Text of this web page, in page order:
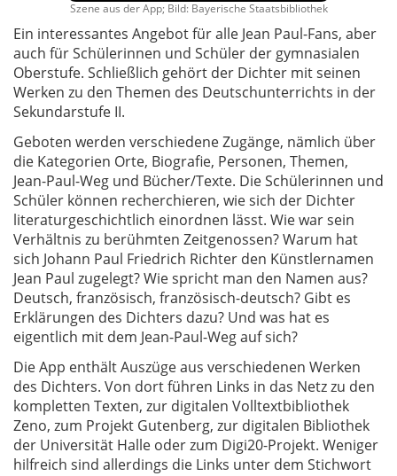
Szene aus der App; Bild: Bayerische Staatsbibliothek
Ein interessantes Angebot für alle Jean Paul-Fans, aber
auch für Schülerinnen und Schüler der gymnasialen
Oberstufe. Schließlich gehört der Dichter mit seinen
Werken zu den Themen des Deutschunterrichts in der
Sekundarstufe II.
Geboten werden verschiedene Zugänge, nämlich über
die Kategorien Orte, Biografie, Personen, Themen,
Jean-Paul-Weg und Bücher/Texte. Die Schülerinnen und
Schüler können recherchieren, wie sich der Dichter
literaturgeschichtlich einordnen lässt. Wie war sein
Verhältnis zu berühmten Zeitgenossen? Warum hat
sich Johann Paul Friedrich Richter den Künstlernamen
Jean Paul zugelegt? Wie spricht man den Namen aus?
Deutsch, französisch, französisch-deutsch? Gibt es
Erklärungen des Dichters dazu? Und was hat es
eigentlich mit dem Jean-Paul-Weg auf sich?
Die App enthält Auszüge aus verschiedenen Werken
des Dichters. Von dort führen Links in das Netz zu den
kompletten Texten, zur digitalen Volltextbibliothek
Zeno, zum Projekt Gutenberg, zur digitalen Bibliothek
der Universität Halle oder zum Digi20-Projekt. Weniger
hilfreich sind allerdings die Links unter dem Stichwort